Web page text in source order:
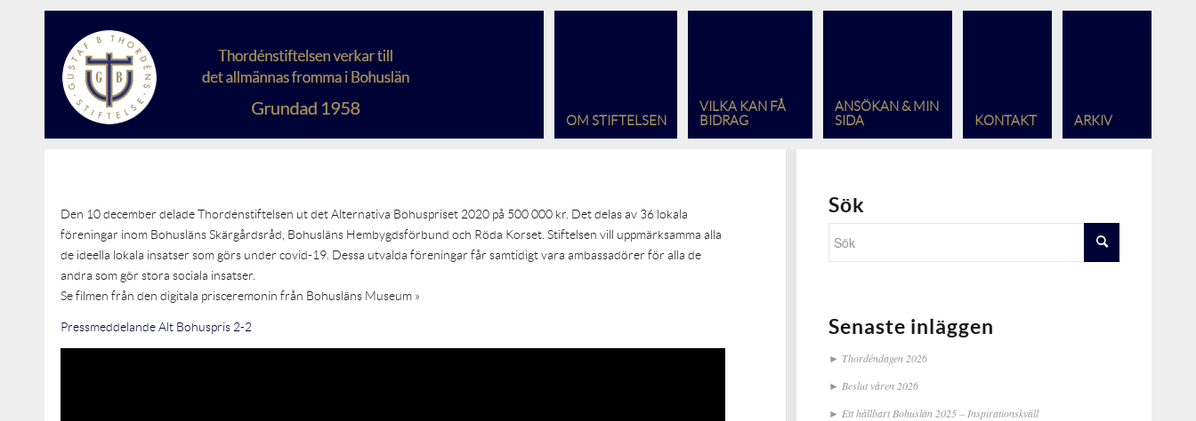
OM STIFTELSEN
VILKA KAN FÅ
BIDRAG
ANSÖKAN & MIN
SIDA
KONTAKT ARKIV
Den 10 december delade Thordénstiftelsen ut det Alternativa Bohuspriset 2020 på 500 000 kr. Det delas av 36 lokala
föreningar inom Bohusläns Skärgårdsråd, Bohusläns Hembygdsförbund och Röda Korset. Stiftelsen vill uppmärksamma alla
de ideella lokala insatser som görs under covid-19. Dessa utvalda föreningar får samtidigt vara ambassadörer för alla de
andra som gör stora sociala insatser.
Se filmen från den digitala prisceremonin från Bohusläns Museum »
Pressmeddelande Alt Bohuspris 2-2
Sök
Senaste inläggen
Thordéndagen 2026
Beslut våren 2026
Ett hållbart Bohuslän 2025 – Inspirationskväll